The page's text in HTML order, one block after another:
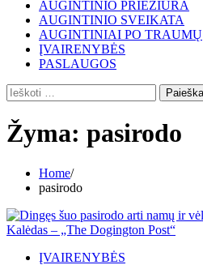
AUGINTINIO PRIEŽIŪRA
AUGINTINIO SVEIKATA
AUGINTINIAI PO TRAUMŲ
ĮVAIRENYBĖS
PASLAUGOS
Ieškoti:
Žyma: pasirodo
Home
pasirodo
ĮVAIRENYBĖS